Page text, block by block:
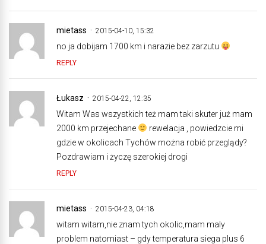
mietass 2015-04-10, 15:32
no ja dobijam 1700 km i narazie bez zarzutu
REPLY
Łukasz 2015-04-22, 12:35
Witam Was wszystkich też mam taki skuter już mam
2000 km przejechane
rewelacja , powiedzcie mi
gdzie w okolicach Tychów można robić przeglądy?
Pozdrawiam i życzę szerokiej drogi
REPLY
mietass 2015-04-23, 04:18
witam witam,nie znam tych okolic,mam maly
problem natomiast – gdy temperatura siega plus 6